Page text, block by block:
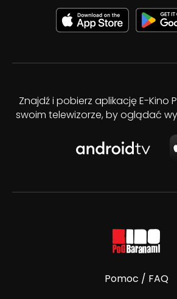
Znajdź i pobierz aplikację E-Kino
swoim telewizorze, by oglądać
Pomoc / FAQ